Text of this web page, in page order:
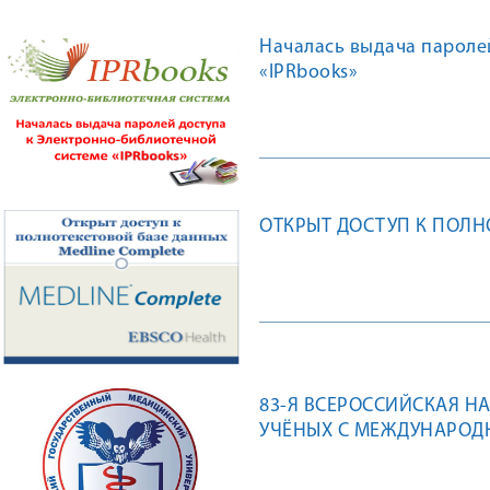
Началась выдача
«IPRbooks»
ОТКРЫТ ДОСТУП К
83-Я ВСЕРОССИЙСКАЯ
УЧЁНЫХ С